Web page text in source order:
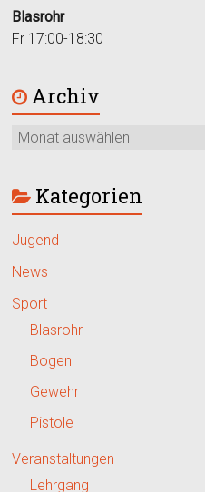
Blasrohr
Fr 17:00-18:30
Archiv
Kategorien
Jugend
News
Sport
Blasrohr
Bogen
Gewehr
Pistole
Veranstaltungen
Lehrgang